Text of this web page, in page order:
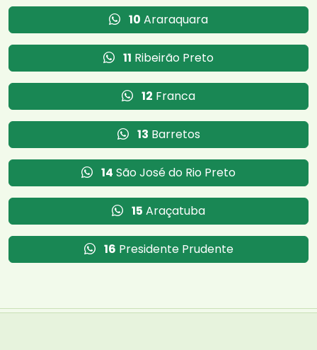
10 Araraquara
11 Ribeirão Preto
12 Franca
13 Barretos
14 São José do Rio Preto
15 Araçatuba
16 Presidente Prudente